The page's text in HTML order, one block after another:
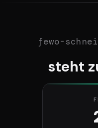
fewo-
steht